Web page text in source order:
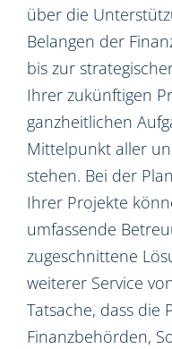
über die
Belangen der
bis zur
Ihrer zukünftigen
ganzheitlichen
Mittelpunkt aller
stehen. Bei der
Ihrer Projekte
umfassende
zugeschnittene
weiterer Service
Tatsache, dass die
Finanzbehörden,